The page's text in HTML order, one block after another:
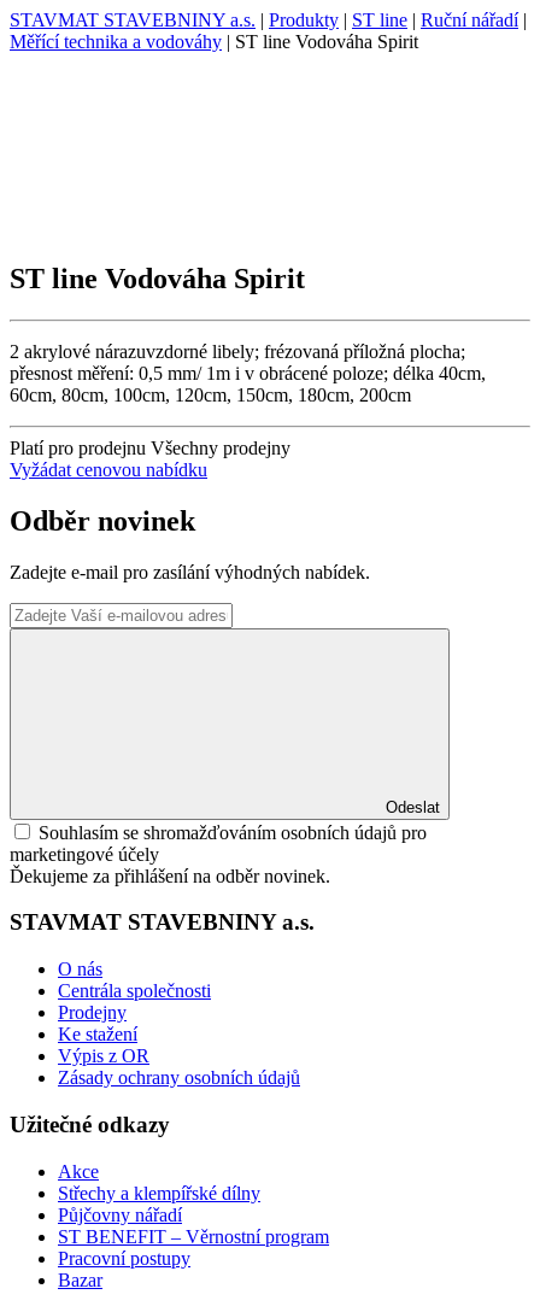
STAVMAT STAVEBNINY a.s. | Produkty | ST line | Ruční nářadí|
Měřící technika a vodováhy | ST line Vodováha Spirit
ST line Vodováha Spirit
2 akrylové nárazuvzdorné libely; frézovaná příložná plocha;
přesnost měření: 0,5 mm/ 1m i v obrácené poloze; délka 40cm,
60cm, 80cm, 100cm, 120cm, 150cm, 180cm, 200cm
Platí pro prodejnu Všechny prodejny
Vyžádat cenovou nabídku
Odběr novinek
Zadejte e-mail pro zasílání výhodných nabídek.
Odeslat
Souhlasím se shromažďováním osobních údajů pro
marketingové účely
Ďekujeme za přihlášení na odběr novinek.
STAVMAT STAVEBNINY a.s.
O nás
Centrála společnosti
Prodejny
Ke stažení
Výpis z OR
Zásady ochrany osobních údajů
Užitečné odkazy
Akce
Střechy a klempířské dílny
Půjčovny nářadí
ST BENEFIT – Věrnostní program
Pracovní postupy
Bazar